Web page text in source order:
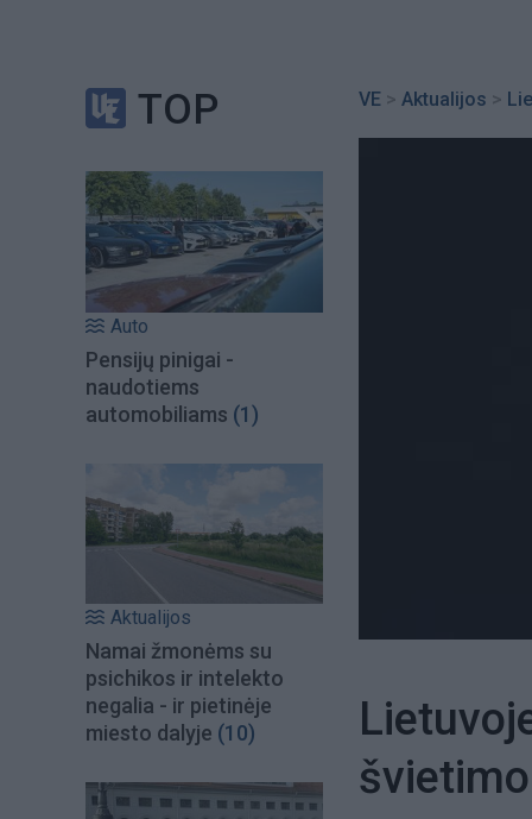
TOP
Auto
Pensijų pinigai -
naudotiems
automobiliams (1)
Aktualijos
Namai žmonėms su
psichikos ir intelekto
negalia - ir pietinėje
miesto dalyje (10)
VE > Aktualijos >